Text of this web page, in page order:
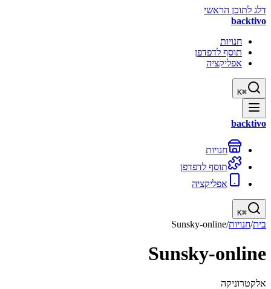
דלג לתוכן הראשי
backtivo
חנויות
תוסף לדפדפן
אפליקציה
⌘
K
backtivo
חנויות
תוסף לדפדפן
אפליקציה
⌘
K
בית/חנויות/
Sunsky-online
Sunsky-online
אלקטרוניקה